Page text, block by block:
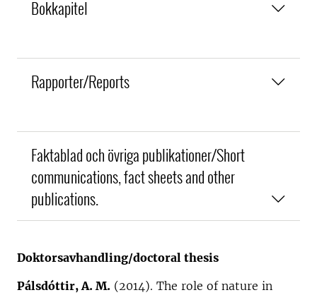
Bokkapitel
Rapporter/Reports
Faktablad och övriga publikationer/Short
communications, fact sheets and other
publications.
Doktorsavhandling/doctoral thesis
Pálsdóttir, A. M. (2014). The role of nature in